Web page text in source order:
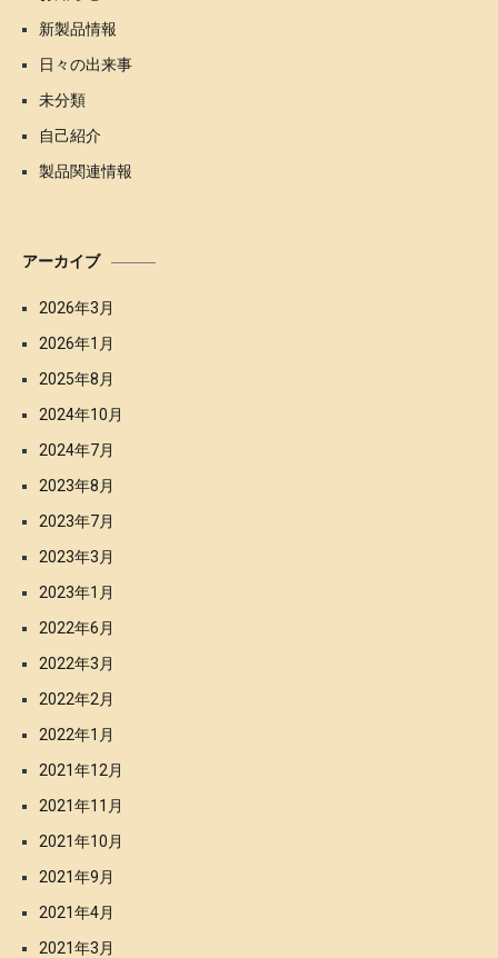
新製品情報
日々の出来事
未分類
自己紹介
製品関連情報
アーカイブ
2026年3月
2026年1月
2025年8月
2024年10月
2024年7月
2023年8月
2023年7月
2023年3月
2023年1月
2022年6月
2022年3月
2022年2月
2022年1月
2021年12月
2021年11月
2021年10月
2021年9月
2021年4月
2021年3月